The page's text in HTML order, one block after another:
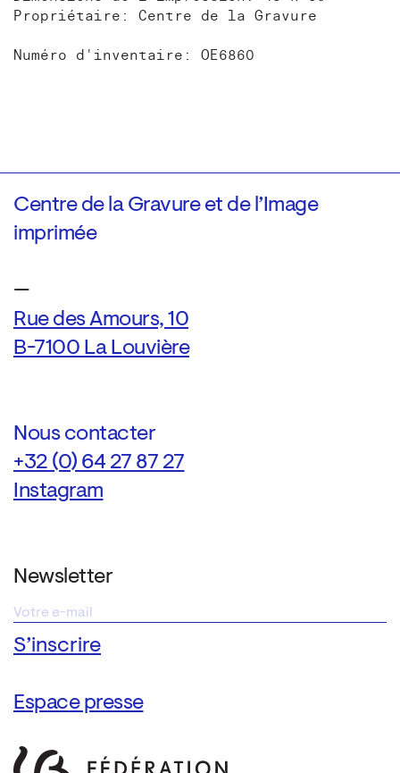
Propriétaire: Centre de la Gravure
Numéro d'inventaire: OE6860
Centre de la Gravure et de l’Image
imprimée
—
Rue des Amours, 10
B-7100 La Louvière
Nous contacter
+32 (0) 64 27 87 27
Instagram
Newsletter
Espace presse